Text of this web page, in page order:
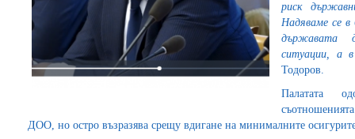
риск
Надяваме се в
държавата
ситуации, а в
Тодоров.
Палатата
ДОО, но остро възразява срещу вдигане на минималните